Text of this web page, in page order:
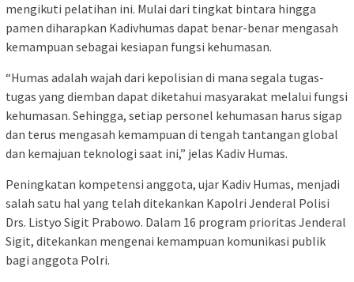
mengikuti pelatihan ini. Mulai dari tingkat bintara hingga
pamen diharapkan Kadivhumas dapat benar-benar mengasah
kemampuan sebagai kesiapan fungsi kehumasan.
“Humas adalah wajah dari kepolisian di mana segala tugas-
tugas yang diemban dapat diketahui masyarakat melalui fungsi
kehumasan. Sehingga, setiap personel kehumasan harus sigap
dan terus mengasah kemampuan di tengah tantangan global
dan kemajuan teknologi saat ini,” jelas Kadiv Humas.
Peningkatan kompetensi anggota, ujar Kadiv Humas, menjadi
salah satu hal yang telah ditekankan Kapolri Jenderal Polisi
Drs. Listyo Sigit Prabowo. Dalam 16 program prioritas Jenderal
Sigit, ditekankan mengenai kemampuan komunikasi publik
bagi anggota Polri.